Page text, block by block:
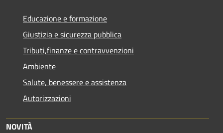
Educazione e formazione
Giustizia e sicurezza pubblica
Tributi,finanze e contravvenzioni
Ambiente
Salute, benessere e assistenza
Autorizzazioni
NOVITÀ